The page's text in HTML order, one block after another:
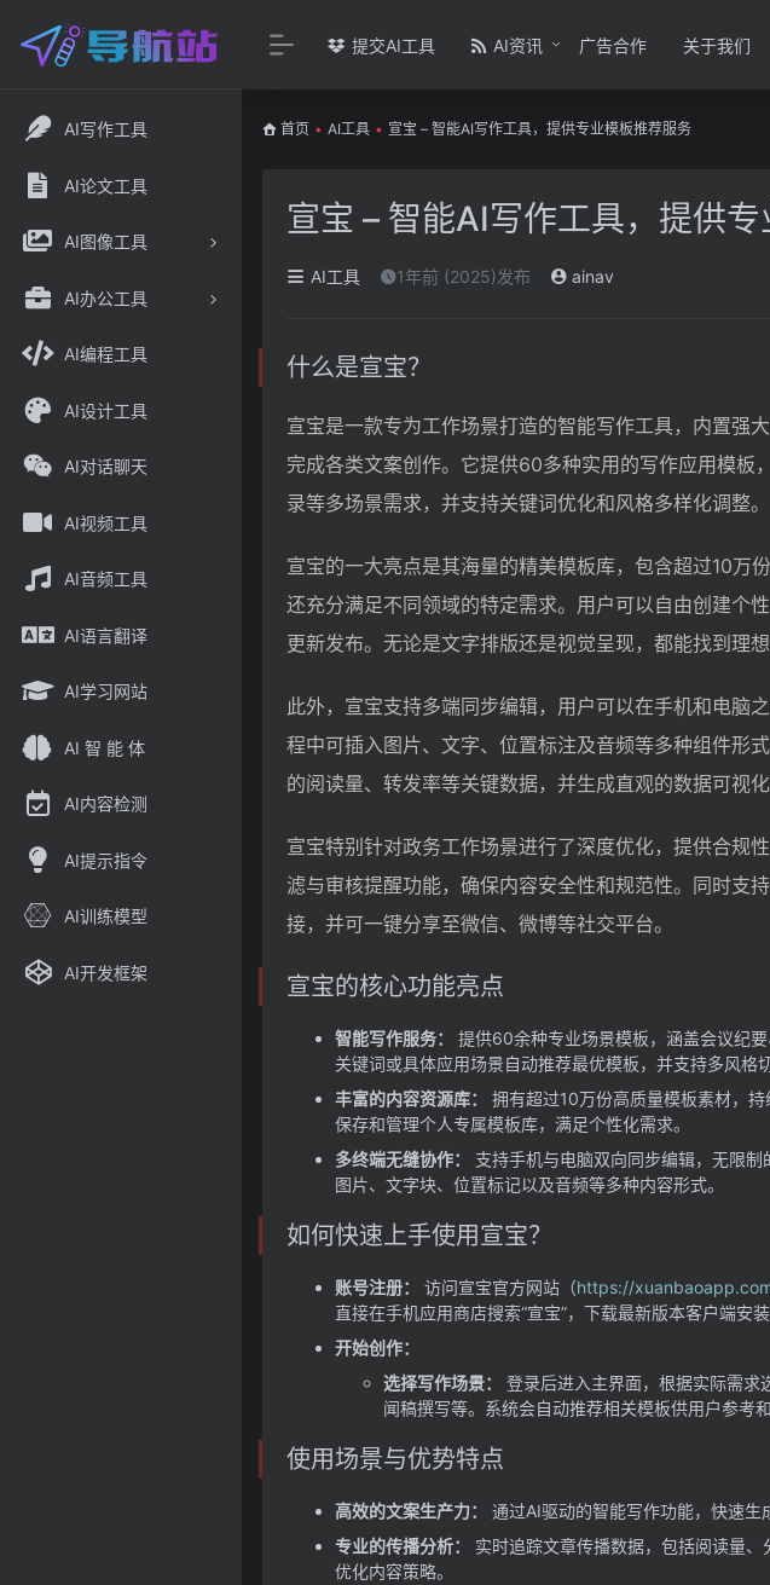
AI写作工具
AI论文工具
AI图像工具
AI办公工具
AI编程工具
AI设计工具
AI对话聊天
AI视频工具
AI音频工具
AI语言翻译
AI学习网站
AI 智 能 体
AI内容检测
AI提示指令
AI训练模型
AI开发框架
提交AI工具 AI资讯 广告合作 关于我们
首页 • AI工具 • 宣宝 – 智能AI写作工具，提供专业模板推荐服务
宣宝 – 智能AI写作工具，提供
AI工具 1年前 (2025)发布 ainav
什么是宣宝？
宣宝是一款专为工作场景打造的智能写作工具，内置强
完成各类文案创作。它提供60多种实用的写作应用模板
录等多场景需求，并支持关键词优化和风格多样化调整。
宣宝的一大亮点是其海量的精美模板库，包含超过10万
还充分满足不同领域的特定需求。用户可以自由创建个
更新发布。无论是文字排版还是视觉呈现，都能找到理想
此外，宣宝支持多端同步编辑，用户可以在手机和电脑
程中可插入图片、文字、位置标注及音频等多种组件形
的阅读量、转发率等关键数据，并生成直观的数据可视化
宣宝特别针对政务工作场景进行了深度优化，提供合规
滤与审核提醒功能，确保内容安全性和规范性。同时支
接，并可一键分享至微信、微博等社交平台。
宣宝的核心功能亮点
智能写作服务：
提供60余种专业场景模板，涵盖会议纪
关键词或具体应用场景自动推荐最优模板，并支持多风格
丰富的内容资源库：
拥有超过10万份高质量模板素材，
保存和管理个人专属模板库，满足个性化需求。
多终端无缝协作：
支持手机与电脑双向同步编辑，无限
图片、文字块、位置标记以及音频等多种内容形式。
如何快速上手使用宣宝？
账号注册： 访问宣宝官方网站（https://
直接在手机应用商店搜索“宣宝”，下载最新版本客户端安装
开始创作：
选择写作场景：
登录后进入主界面，根据实际需求
闻稿撰写等。系统会自动推荐相关模板供用户参考和
使用场景与优势特点
高效的文案生产力：
通过AI驱动的智能写作功能，快速生
专业的传播分析：
实时追踪文章传播数据，包括阅读量
优化内容策略。